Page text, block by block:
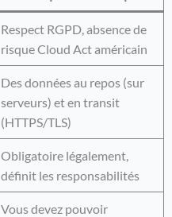
Respect RGPD, absence de
risque Cloud Act américain
Des données au repos (sur
serveurs) et en transit
(HTTPS/TLS)
Obligatoire légalement,
définit les responsabilités
Vous devez pouvoir